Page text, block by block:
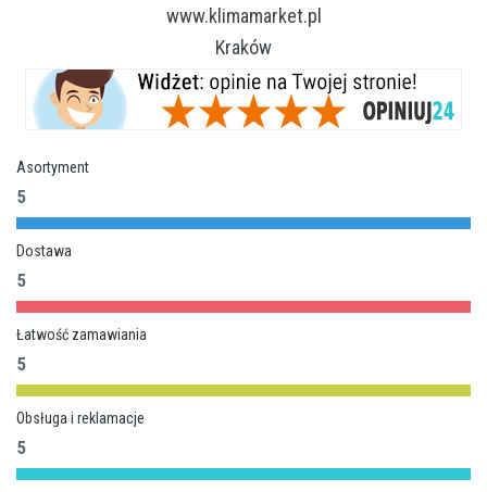
www.klimamarket.pl
Kraków
Asortyment
5
Dostawa
5
Łatwość zamawiania
5
Obsługa i reklamacje
5